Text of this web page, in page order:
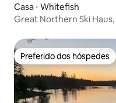
Casa ⋅ Whitefish
Great Northern Ski
Preferido dos hóspedes
Preferido dos hóspedes